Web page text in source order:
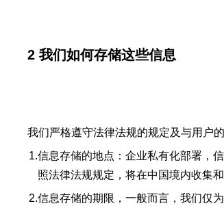
2 我们如何存储这些信息
我们严格遵守法律法规的规定及与用户
1.信息存储的地点：企业私有化部署，
照法律法规规定，将在中国境内收集
2.信息存储的期限，一般而言，我们仅